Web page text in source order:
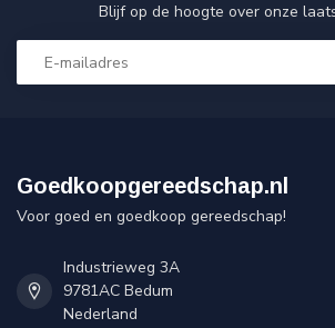
Blijf op de hoogte over onze
Goedkoopgereedschap.nl
Voor goed en goedkoop gereedschap!
Industrieweg 3A
9781AC Bedum
Nederland